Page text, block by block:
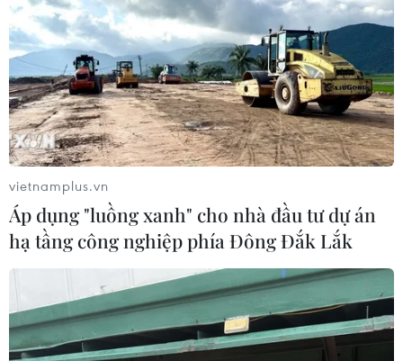
vietnamplus.vn
Áp dụng "luồng xanh" cho nhà đầu tư dự án
hạ tầng công nghiệp phía Đông Đắk Lắk